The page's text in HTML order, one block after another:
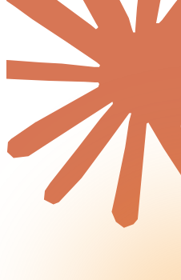
Tout
Créations de sites
Projets
Plateformes métiers
Blog
Tout
Actualités &
Développement Web
Automatisation, IA &
Anecdotes & Perles
Cybersécurité
Qui suis-je ?